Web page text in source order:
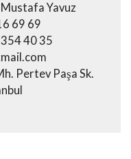
Mustafa Yavuz
69 69
40 35
Pertev Paşa Sk.